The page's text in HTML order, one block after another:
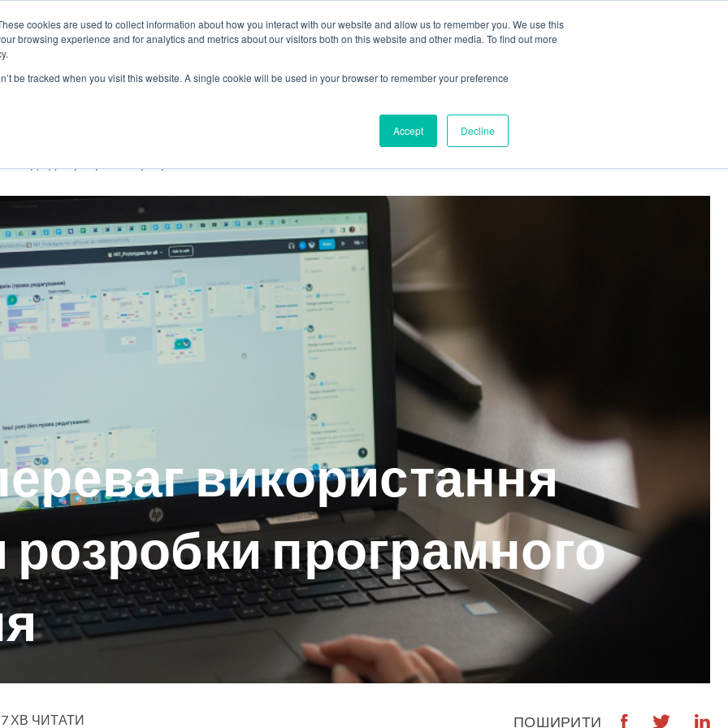
cookies are used to collect information about how you interact with our website and allow us to remember you. We use this
browsing experience and for analytics and metrics about our visitors both on this website and other media. To find out more
be tracked when you visit this website. A single cookie will be used in your browser to remember your preference
Accept Decline
ГАЛУЗІ КЕЙСИ КАР’ЄРА БЛОГ EN/ UA Зв'яжіться з нами
використання
програмного
7 ХВ ЧИТАТИ ПОШИРИТИ